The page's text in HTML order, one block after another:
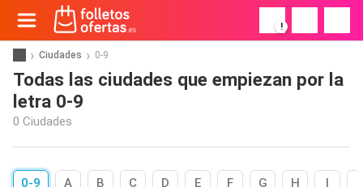
!
Ciudades 0-9
Todas las ciudades que empiezan por la
letra 0-9
0 Ciudades
0-9 A B C D E F G H I